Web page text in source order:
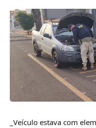
_Veículo estava com